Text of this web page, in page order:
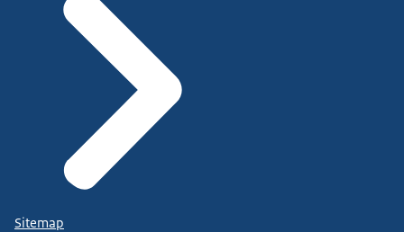
Sitemap